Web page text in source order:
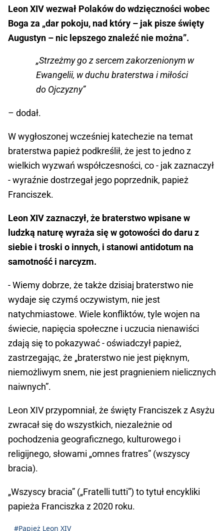
Leon XIV wezwał Polaków do wdzięczności wobec
Boga za „dar pokoju, nad który – jak pisze święty
Augustyn – nic lepszego znaleźć nie można”.
„Strzeżmy go z sercem zakorzenionym w
Ewangelii, w duchu braterstwa i miłości
do Ojczyzny”
– dodał.
W wygłoszonej wcześniej katechezie na temat
braterstwa papież podkreślił, że jest to jedno z
wielkich wyzwań współczesności, co - jak zaznaczył
- wyraźnie dostrzegał jego poprzednik, papież
Franciszek.
Leon XIV zaznaczył, że braterstwo wpisane w
ludzką naturę wyraża się w gotowości do daru z
siebie i troski o innych, i stanowi antidotum na
samotność i narcyzm.
- Wiemy dobrze, że także dzisiaj braterstwo nie
wydaje się czymś oczywistym, nie jest
natychmiastowe. Wiele konfliktów, tyle wojen na
świecie, napięcia społeczne i uczucia nienawiści
zdają się to pokazywać - oświadczył papież,
zastrzegając, że „braterstwo nie jest pięknym,
niemożliwym snem, nie jest pragnieniem nielicznych
naiwnych”.
Leon XIV przypomniał, że święty Franciszek z Asyżu
zwracał się do wszystkich, niezależnie od
pochodzenia geograficznego, kulturowego i
religijnego, słowami „omnes fratres” (wszyscy
bracia).
„Wszyscy bracia” („Fratelli tutti”) to tytuł encykliki
papieża Franciszka z 2020 roku.
#Papież Leon XIV